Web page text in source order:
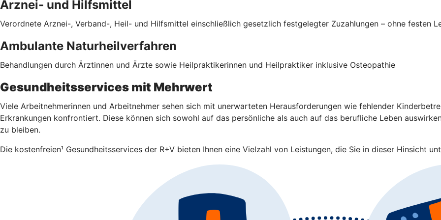
Arznei- und Hilfsmittel
Verordnete Arznei-, Verband-, Heil- und Hilfsmittel einschließlich gesetzlich festgelegter Zuzahlungen – ohne festen
Ambulante Naturheilverfahren
Behandlungen durch Ärztinnen und Ärzte sowie Heilpraktikerinnen und Heilpraktiker inklusive Osteopathie
Gesundheitsservices mit Mehrwert
Viele Arbeitnehmerinnen und Arbeitnehmer sehen sich mit unerwarteten Herausforderungen wie fehlender
Erkrankungen konfrontiert. Diese können sich sowohl auf das persönliche als auch auf das berufliche Leben
zu bleiben.
Die kostenfreien¹ Gesundheitsservices der R+V bieten Ihnen eine Vielzahl von Leistungen, die Sie in dieser Hinsicht